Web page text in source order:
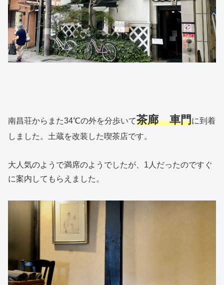
南昌荘からまた34℃の外を分歩いて茶廊 車門に到着
しました。土蔵を改装した喫茶店です。
大人気のようで満席のようでしたが、1人だったのですぐ
に案内してもらえました。